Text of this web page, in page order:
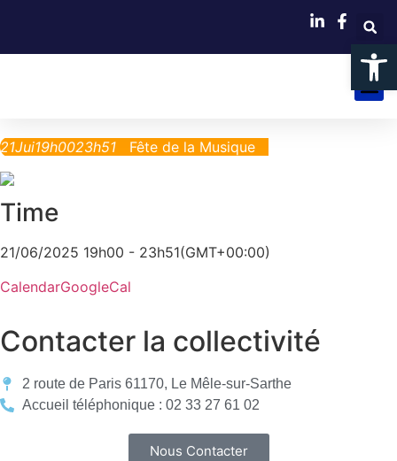
21Jui19h0023h51 Fête de la Musique
Time
21/06/2025 19h00 - 23h51(GMT+00:00)
CalendarGoogleCal
Contacter la collectivité
2 route de Paris 61170, Le Mêle-sur-Sarthe
Accueil téléphonique : 02 33 27 61 02
Nous Contacter
Ouvrir